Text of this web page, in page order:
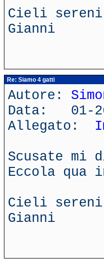
Cieli sereni
Gianni
Re: Siamo 4 gatti
Autore:
Data: 01-
Allegato:
Scusate mi
Eccola qua
Cieli sereni
Gianni